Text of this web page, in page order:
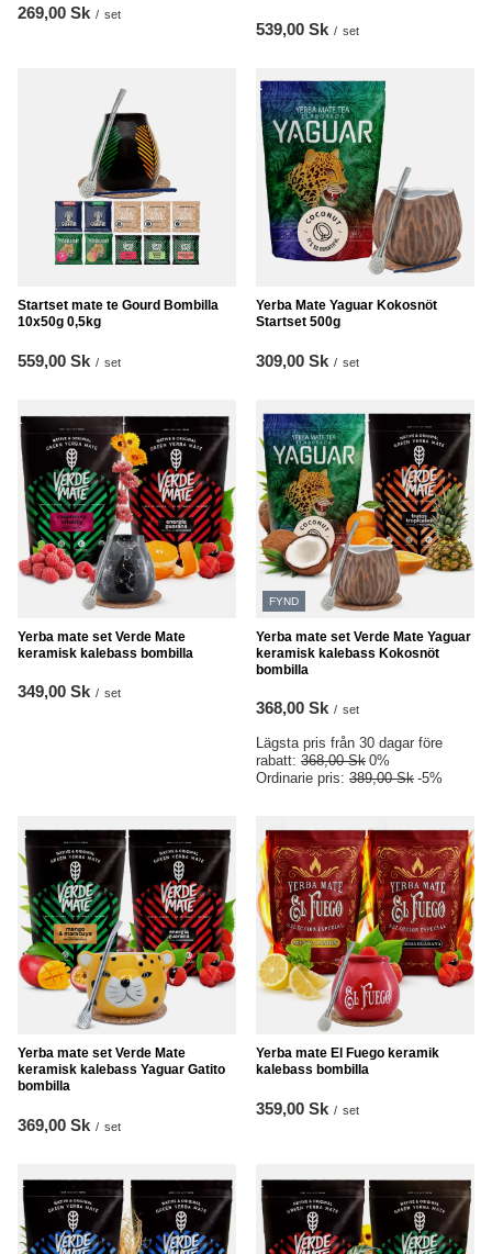
269,00 Sk / set
539,00 Sk / set
Startset mate te Gourd Bombilla
10x50g 0,5kg
559,00 Sk / set
Yerba Mate Yaguar Kokosnöt
Startset 500g
309,00 Sk / set
Yerba mate set Verde Mate
keramisk kalebass bombilla
349,00 Sk / set
FYND
Yerba mate set Verde Mate Yaguar
keramisk kalebass Kokosnöt
bombilla
368,00 Sk / set
Lägsta pris från 30 dagar före
rabatt: 368,00 Sk 0%
Ordinarie pris: 389,00 Sk -5%
Yerba mate set Verde Mate
keramisk kalebass Yaguar Gatito
bombilla
369,00 Sk / set
Yerba mate El Fuego keramik
kalebass bombilla
359,00 Sk / set